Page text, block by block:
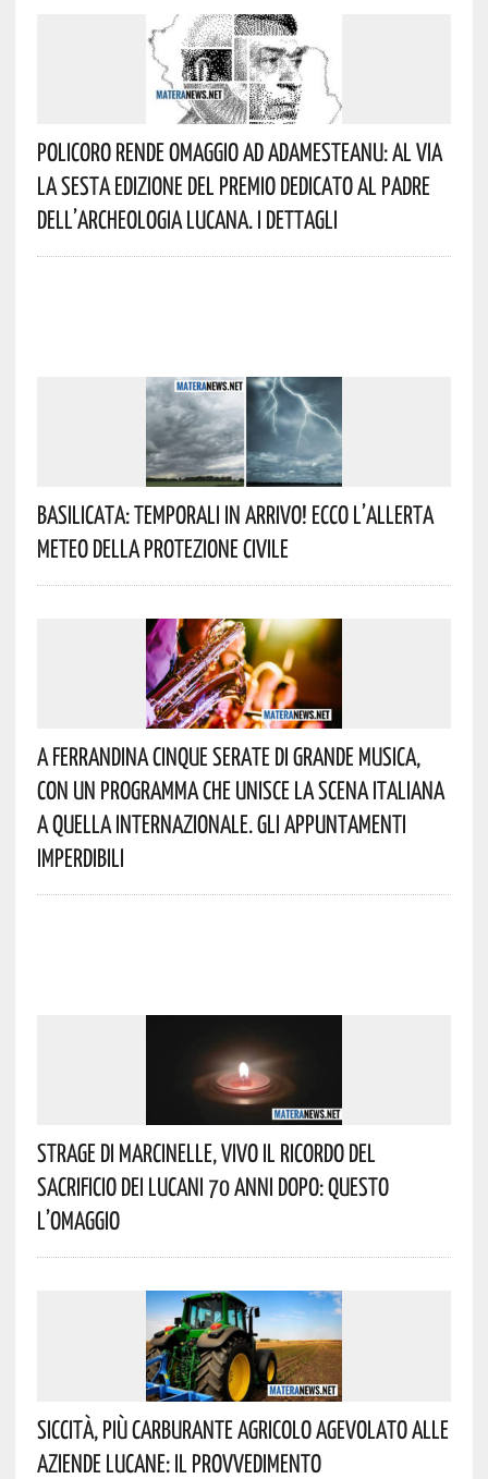
Policoro Rende Omaggio Ad Adamesteanu: Al Via
La Sesta Edizione Del Premio Dedicato Al Padre
Dell’archeologia Lucana. I Dettagli
Basilicata: Temporali In Arrivo! Ecco L’allerta
Meteo Della Protezione Civile
A Ferrandina Cinque Serate Di Grande Musica,
Con Un Programma Che Unisce La Scena Italiana
A Quella Internazionale. Gli Appuntamenti
Imperdibili
Strage Di Marcinelle, Vivo Il Ricordo Del
Sacrificio Dei Lucani 70 Anni Dopo: Questo
L’omaggio
Siccità, Più Carburante Agricolo Agevolato Alle
Aziende Lucane: Il Provvedimento